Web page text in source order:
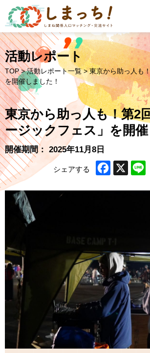
活動レポート
TOP >活動レポート一覧> 東京から助っ人も
を開催しました！
東京から助っ人も！第2
ージックフェス」を開
開催期間： 2025年11月8日
シェアする